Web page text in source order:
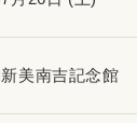
新美南吉記念館